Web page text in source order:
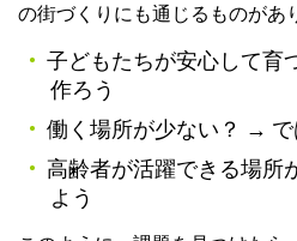
の街づくりにも通じるものがあ
子どもたちが安心して育
作ろう
働く場所が少ない？ → で
高齢者が活躍できる場所
よう